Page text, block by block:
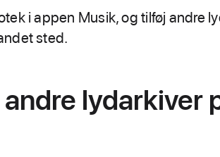
i appen Musik, og tilføj andre
sted.
lydarkiver